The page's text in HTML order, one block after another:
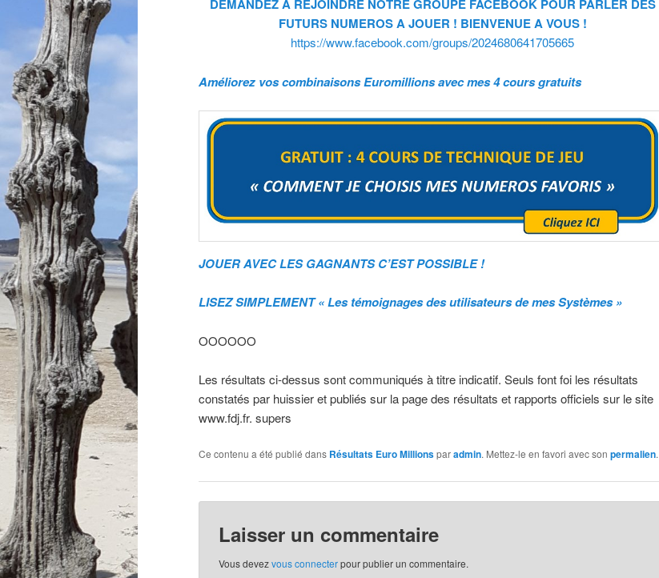
DEMANDEZ A REJOINDRE NOTRE GROUPE FACEBOOK POUR PARLER DES
FUTURS NUMEROS A JOUER ! BIENVENUE A VOUS !
https://www.facebook.com/groups/2024680641705665
Améliorez vos combinaisons Euromillions avec mes 4 cours gratuits
JOUER AVEC LES GAGNANTS C’EST POSSIBLE !
LISEZ SIMPLEMENT « Les témoignages des utilisateurs de mes Systèmes »
OOOOOO
Les résultats ci-dessus sont communiqués à titre indicatif. Seuls font foi les résultats
constatés par huissier et publiés sur la page des résultats et rapports officiels sur le site
www.fdj.fr. supers
Ce contenu a été publié dans Résultats Euro Millionsparadmin. Mettez-le en favori avec son permalien.
Laisser un commentaire
Vous devezvous connecterpour publier un commentaire.